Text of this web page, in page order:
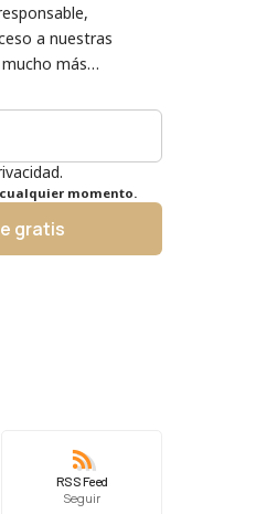
a nuestras
más…
momento.
gratis
RSS Feed
Seguir